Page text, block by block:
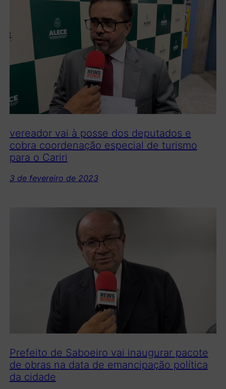
vereador vai à posse dos deputados e
cobra coordenação especial de turismo
para o Cariri
3 de fevereiro de 2023
Prefeito de Saboeiro vai inaugurar pacote
de obras na data de emancipação política
da cidade